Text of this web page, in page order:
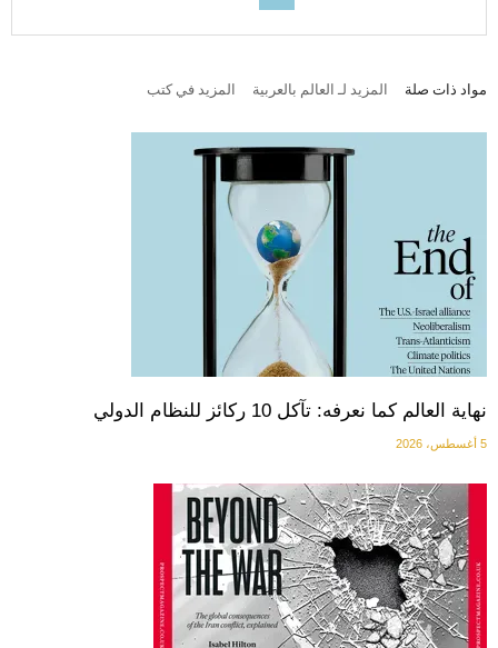
مواد ذات صلة المزيد لـ العالم بالعربية المزيد في كتب
نهاية العالم كما نعرفه: تآكل 10 ركائز للنظام الدولي
5 أغسطس، 2026